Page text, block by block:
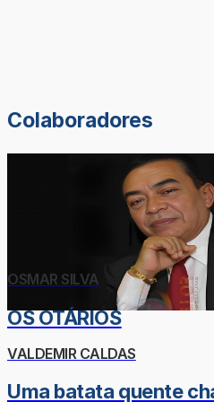
Colaboradores
OSMAR SILVA
OS OTÁRIOS
VALDEMIR CALDAS
Uma batata quente